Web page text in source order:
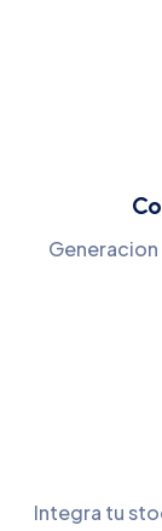
Integra tu